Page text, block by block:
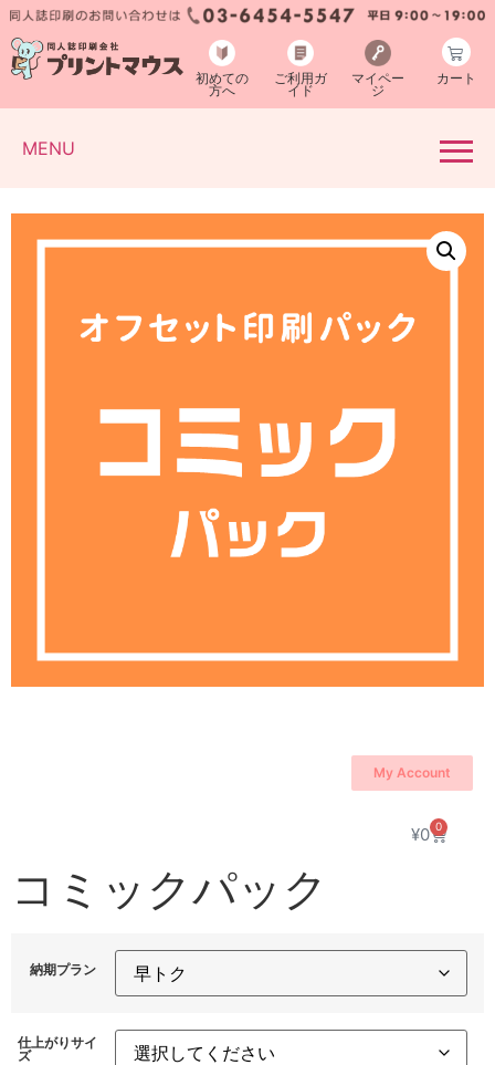
初めての
方へ
ご利用ガ
イド
マイペー
ジ
カート
MENU
My Account
¥0 0
コミックパック
納期プラン
仕上がりサイ
ズ